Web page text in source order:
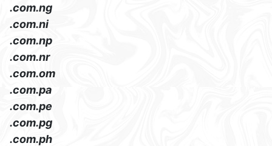
.com.ng
.com.ni
.com.np
.com.nr
.com.om
.com.pa
.com.pe
.com.pg
.com.ph